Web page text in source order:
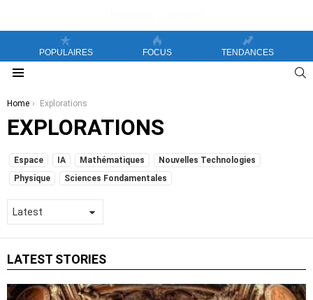
POPULAIRES FOCUS TENDANCES
You are here:
Home Explorations
EXPLORATIONS
SUBTERMS
Espace IA Mathématiques
Nouvelles Technologies
Physique
Sciences Fondamentales
LATEST STORIES